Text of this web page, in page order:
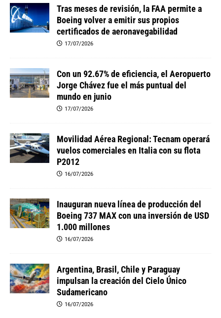
Tras meses de revisión, la FAA permite a
Boeing volver a emitir sus propios
certificados de aeronavegabilidad
17/07/2026
Con un 92.67% de eficiencia, el Aeropuerto
Jorge Chávez fue el más puntual del
mundo en junio
17/07/2026
Movilidad Aérea Regional: Tecnam operará
vuelos comerciales en Italia con su flota
P2012
16/07/2026
Inauguran nueva línea de producción del
Boeing 737 MAX con una inversión de USD
1.000 millones
16/07/2026
Argentina, Brasil, Chile y Paraguay
impulsan la creación del Cielo Único
Sudamericano
16/07/2026